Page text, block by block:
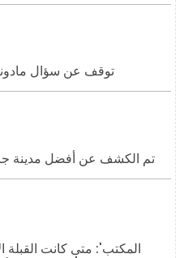
توقف عن سؤال مادونا
تم الكشف عن أفضل مدينة